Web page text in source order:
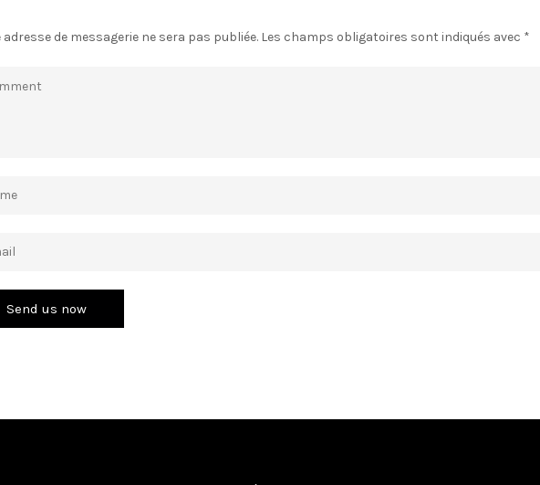
adresse de messagerie ne sera pas publiée. Les champs obligatoires sont indiqués avec *